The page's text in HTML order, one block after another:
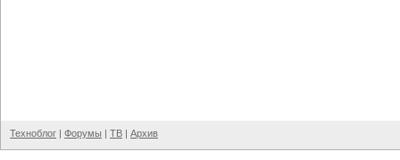
Техноблог | Форумы | ТВ | Архив